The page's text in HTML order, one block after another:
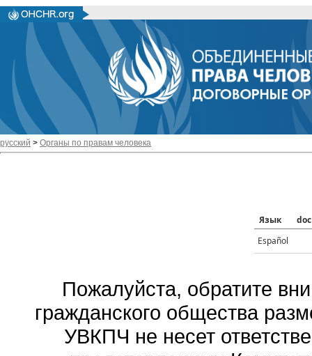
русский > Органы по правам человека
Язык
doc
Español
Пожалуйста, обратите
гражданского общества
УВКПЧ не несет